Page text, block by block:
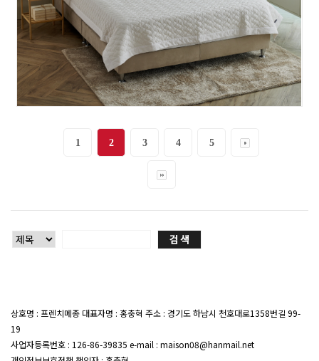
1 2 3 4 5
상호명 : 프렌치메종 대표자명 : 홍충혁 주소 : 경기도 하남시 천호대로1358번길 99-
19
사업자등록번호 : 126-86-39835 e-mail : maison08@hanmail.net